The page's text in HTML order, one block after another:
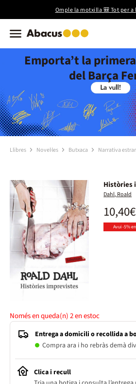
Omple la motxilla 🎒 Tot per a
Emporta’t la
del Barça
Llibres Novel·les Butxaca Narrativa
Històries
Dahl, Roald
10,40€
Avui -5%
Només en queda(n)2en estoc
Entrega a domicili o recollida a
Compra ara i ho rebràs demà
Clica i recull